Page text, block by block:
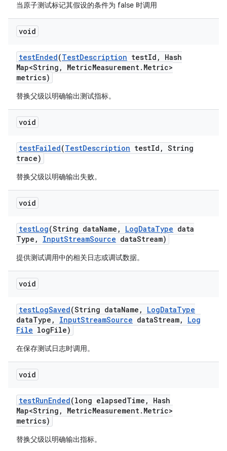
当原子测试标记其假设的条件为 false 时调用
void
testEnded(TestDescription testId ,
Hash
Map<String , MetricMeasurement. Metric>
metrics)
替换父级以明确输出测试指标。
void
testFailed(TestDescription testId , String
trace)
替换父级以明确输出失败。
void
testLog(String dataName , LogDataType data
Type , InputStreamSource dataStream)
提供测试调用中的相关日志或调试数据。
void
testLogSaved(String dataName , LogDataType
dataType , InputStreamSource dataStream,
Log
File logFile)
在保存测试日志时调用。
void
testRunEnded(long elapsedTime ,
Hash
Map<String , MetricMeasurement. Metric>
metrics)
替换父级以明确输出指标。